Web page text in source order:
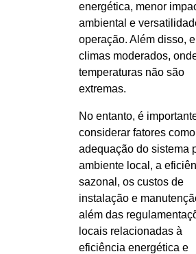
energética, menor
ambiental e
operação. Além disso,
climas moderados,
temperaturas não são
extremas.
No entanto, é
considerar fatores
adequação do sistema
ambiente local, a
sazonal, os custos de
instalação e
além das
locais relacionadas à
eficiência energética e